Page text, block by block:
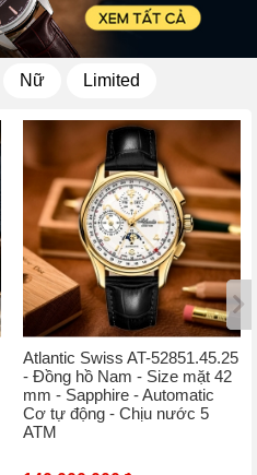
Nữ Limited
Atlantic Swiss AT-52851.45.25
- Đồng hồ Nam - Size mặt 42
mm - Sapphire - Automatic
Cơ tự động - Chịu nước 5
ATM